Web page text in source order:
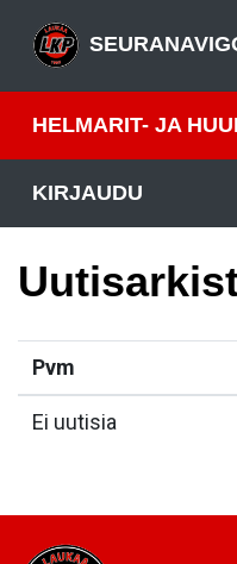
HELMARIT- JA
KIRJAUDU
Pvm
Ei uutisia